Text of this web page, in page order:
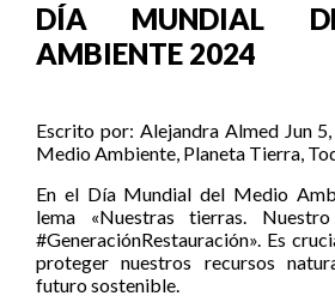
DÍA MUNDIAL
AMBIENTE 2024
Escrito por: Alejandra Almed Jun
Medio Ambiente, Planeta Tierra,
En el Día Mundial del Medio
lema «Nuestras tierras.
#GeneraciónRestauración». Es
proteger nuestros recursos
futuro sostenible.